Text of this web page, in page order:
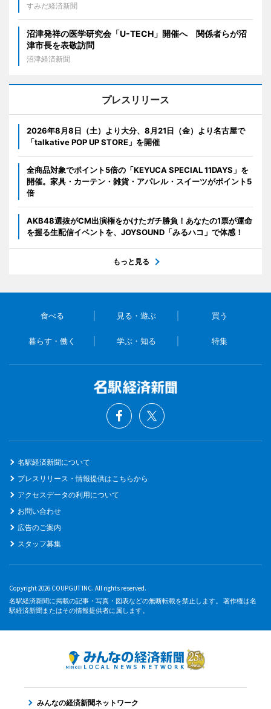
すみだ経済新聞
沼津発祥の医学研究会「U-TECH」開催へ 関係者らが沼
津市長を表敬訪問
沼津経済新聞
プレスリリース
2026年8月8日（土）より大分、8月21日（金）より名古屋で
「talkative POP UP STORE」を開催
全商品対象でポイント5倍の「KEYUCA SPECIAL 11DAYS」を
開催。家具・カーテン・雑貨・アパレル・スイーツがポイント5
倍
AKB48選抜がCM出演権をかけたガチ勝負！あなたの1票が運命
を握る生配信イベントを、JOYSOUND「みるハコ」で体感！
もっと見る
食べる 見る・遊ぶ 買う
暮らす・働く 学ぶ・知る 特集
名駅経済新聞について
プレスリリース・情報提供はこちらから
アクセスデータの利用について
お問い合わせ
広告のご案内
スタッフ募集
Copyright 2026 COUPGUT INC. All rights reserved.
名駅経済新聞に掲載の記事・写真・図表などの無断転載を禁止します。 著作権は名
駅経済新聞またはその情報提供者に属します。
みんなの経済新聞ネットワーク